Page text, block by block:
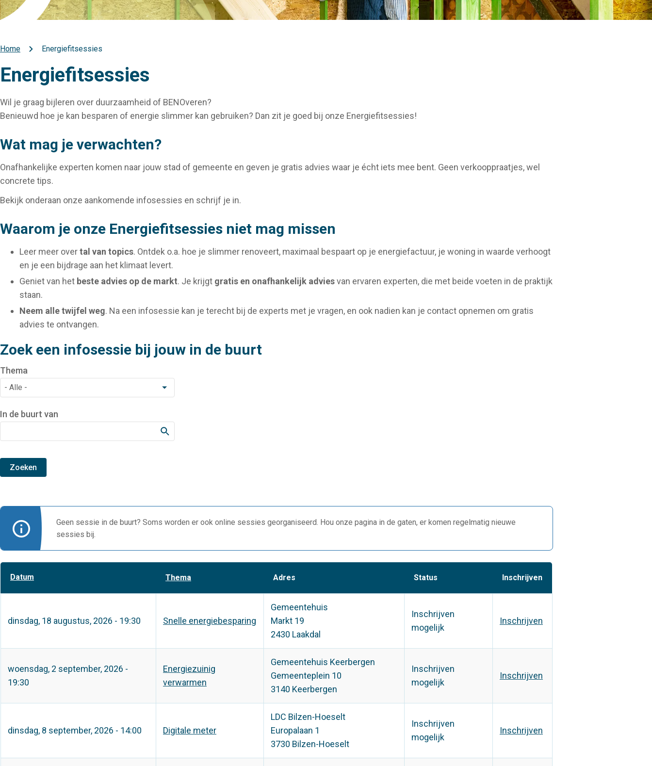
Kruimelpad
Home Energiefitsessies
Energiefitsessies
Wil je graag bijleren over duurzaamheid of BENOveren?
Benieuwd hoe je kan besparen of energie slimmer kan gebruiken? Dan zit je goed bij onze Energiefitsessies!
Wat mag je verwachten?
Onafhankelijke experten komen naar jouw stad of gemeente en geven je gratis advies waar je écht iets mee bent. Geen verkooppraatjes, wel
concrete tips.
Bekijk onderaan onze aankomende infosessies en schrijf je in.
Waarom je onze Energiefitsessies niet mag missen
Leer meer overtal van topics. Ontdek o.a. hoe je slimmer renoveert, maximaal bespaart op je energiefactuur, je woning in waarde verhoogt
en je een bijdrage aan het klimaat levert.
Geniet van het beste advies op de markt. Je krijgt gratis en onafhankelijk adviesvan ervaren experten, die met beide voeten in de praktijk
staan.
Neem alle twijfel weg. Na een infosessie kan je terecht bij de experts met je vragen, en ook nadien kan je contact opnemen om gratis
advies te ontvangen.
Zoek een infosessie bij jouw in de buurt
Thema
In de buurt van
Geen sessie in de buurt? Soms worden er ook online sessies georganiseerd. Hou onze pagina in de gaten, er komen regelmatig nieuwe
sessies bij.
Datum Thema Adres Status Inschrijven
dinsdag, 18 augustus, 2026 - 19:30 Snelle energiebesparing
Gemeentehuis
Markt 19
2430 Laakdal
Inschrijven
mogelijk
Inschrijven
woensdag, 2 september, 2026 -
19:30
Energiezuinig
verwarmen
Gemeentehuis Keerbergen
Gemeenteplein 10
3140 Keerbergen
Inschrijven
mogelijk
Inschrijven
dinsdag, 8 september, 2026 - 14:00 Digitale meter
LDC Bilzen-Hoeselt
Europalaan 1
3730 Bilzen-Hoeselt
Inschrijven
mogelijk
Inschrijven